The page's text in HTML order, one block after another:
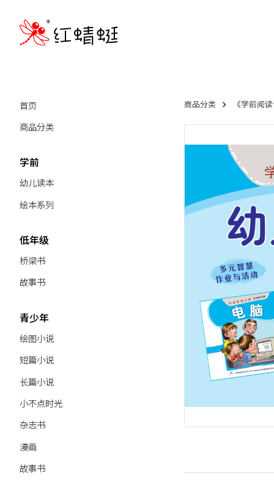
首页
商品分类
学前
幼儿读本
绘本系列
低年级
桥梁书
故事书
青少年
绘图小说
短篇小说
长篇小说
小不点时光
杂志书
漫画
故事书
商品分类 《学前阅